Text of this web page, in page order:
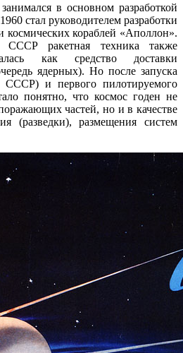
в основном разработкой
стал руководителем разработки
космических кораблей «Аполлон».
ракетная техника также
как средство доставки
ядерных). Но после запуска
СССР) и первого пилотируемого
понятно, что космос годен не
частей, но и в качестве
(разведки), размещения систем